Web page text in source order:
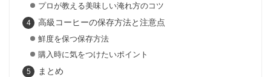
プロが教える美味しい淹れ方のコツ
高級コーヒーの保存方法と注意点
鮮度を保つ保存方法
購入時に気をつけたいポイント
まとめ